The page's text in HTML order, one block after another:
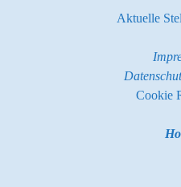
Aktuelle
Cookie